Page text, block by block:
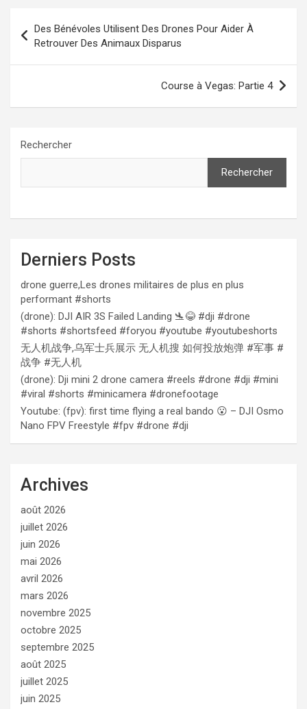
de
l’article
Des Bénévoles Utilisent Des Drones Pour Aider À
Retrouver Des Animaux Disparus
Course à Vegas: Partie 4
Rechercher
Rechercher
Derniers Posts
drone guerre,Les drones militaires de plus en plus
performant #shorts
(drone): DJI AIR 3S Failed Landing 🛬😂 #dji #drone
#shorts #shortsfeed #foryou #youtube #youtubeshorts
无人机战争,乌军士兵展示 无人机搜 如何投放炮弹 #军事 #
战争 #无人机
(drone): Dji mini 2 drone camera #reels #drone #dji #mini
#viral #shorts #minicamera #dronefootage
Youtube: (fpv): first time flying a real bando 😮 – DJI Osmo
Nano FPV Freestyle #fpv #drone #dji
Archives
août 2026
juillet 2026
juin 2026
mai 2026
avril 2026
mars 2026
novembre 2025
octobre 2025
septembre 2025
août 2025
juillet 2025
juin 2025